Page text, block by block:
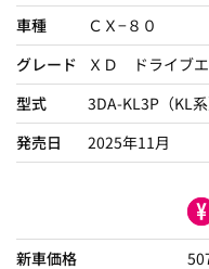
車種
ＣＸ−８０
グレード
ＸＤ ドライブ
型式
3DA-KL3P（KL系
発売日
2025年11月
新車価格